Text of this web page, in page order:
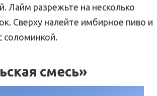
Лайм разрежьте на несколько
Сверху налейте имбирное пиво и
соломинкой.
смесь»